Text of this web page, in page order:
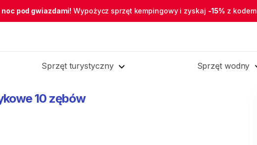
noc pod gwiazdami! Wypożycz sprzęt kempingowy i zyskaj -15% z kodem
Sprzęt turystyczny Sprzęt wodny
10 zębów